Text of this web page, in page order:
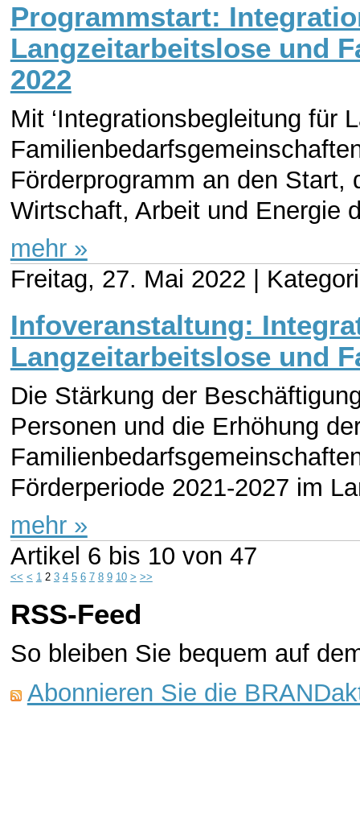
Programmstart:
Langzeitarbeitslose und
2022
Mit ‘Integrationsbegleitung für
Förderprogramm an den
Wirtschaft, Arbeit und Energie
mehr »
Freitag, 27. Mai 2022 |
Infoveranstaltung:
Langzeitarbeitslose und
Die Stärkung der
Personen und die Erhöhung
Förderperiode 2021-2027 im
mehr »
Artikel 6 bis 10 von 47
<< < 1 2 3 4 5 6 7 8 9 10 > >>
RSS-Feed
So bleiben Sie bequem auf
Abonnieren Sie die